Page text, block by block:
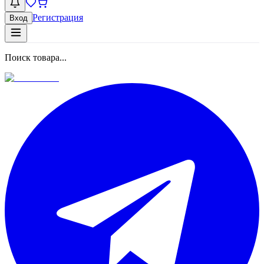
Вход Регистрация
Поиск товара...